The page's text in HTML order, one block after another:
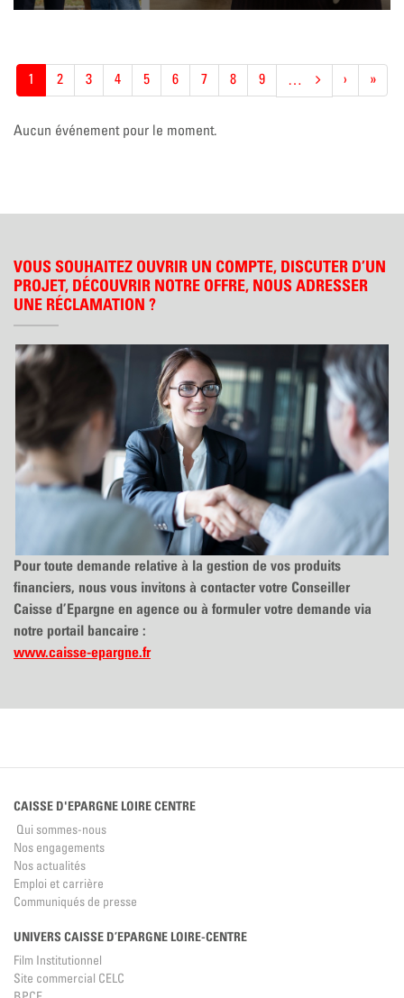
Page
actuelle
1 Page
2 Page
3 Page
4 Page
5 Page
6 Page
7 Page
8 Page
9 …
Page
suivante
›
page
»
Aucun événement pour le moment.
VOUS SOUHAITEZ OUVRIR UN COMPTE, DISCUTER D’UN
PROJET, DÉCOUVRIR NOTRE OFFRE, NOUS ADRESSER
UNE RÉCLAMATION ?
Pour toute demande relative à la gestion de vos produits
financiers, nous vous invitons à contacter votre Conseiller
Caisse d’Epargne en agence ou à formuler votre demande via
notre portail bancaire :
www.caisse-epargne.fr
CAISSE D'EPARGNE LOIRE CENTRE
Qui sommes-nous
Nos engagements
Nos actualités
Emploi et carrière
Communiqués de presse
UNIVERS CAISSE D’EPARGNE LOIRE-CENTRE
Film Institutionnel
Site commercial CELC